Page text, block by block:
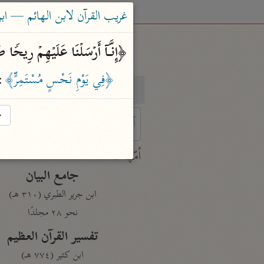
بحث تفسير
characters for results.
أمّهات
جامع البيان
ابن جرير الطبري (٣١٠ هـ)
نحو ٢٨ مجلدًا
تفسير القرآن العظيم
ابن كثير (٧٧٤ هـ)
غريب القرآن لابن الهائم — ابن
﴿إِنَّاۤ أَرۡسَلۡنَا عَلَیۡهِمۡ
﴿فِي يَوْمِ نَحْسٍ مُسْتَمِرٍّ﴾